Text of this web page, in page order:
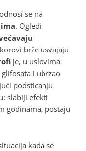
se na
. Ogledi
brže usvajaju
je, u uslovima
i ubrzao
podsticanju
slabiji efekti
godinama, postaju
kada se